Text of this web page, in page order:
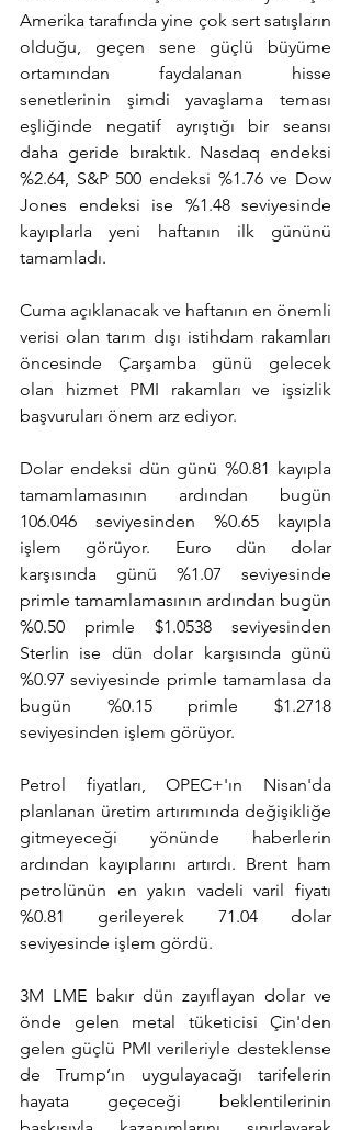
Amerika tarafında yine çok sert satışların
olduğu, geçen sene güçlü büyüme
ortamından faydalanan hisse
senetlerinin şimdi yavaşlama teması
eşliğinde negatif ayrıştığı bir seansı
daha geride bıraktık. Nasdaq endeksi
%2.64, S&P 500 endeksi %1.76 ve Dow
Jones endeksi ise %1.48 seviyesinde
kayıplarla yeni haftanın ilk gününü
tamamladı.
Cuma açıklanacak ve haftanın en önemli
verisi olan tarım dışı istihdam rakamları
öncesinde Çarşamba günü gelecek
olan hizmet PMI rakamları ve işsizlik
başvuruları önem arz ediyor.
Dolar endeksi dün günü %0.81 kayıpla
tamamlamasının ardından bugün
106.046 seviyesinden %0.65 kayıpla
işlem görüyor. Euro dün dolar
karşısında günü %1.07 seviyesinde
primle tamamlamasının ardından bugün
%0.50 primle $1.0538 seviyesinden
Sterlin ise dün dolar karşısında günü
%0.97 seviyesinde primle tamamlasa da
bugün %0.15 primle $1.2718
seviyesinden işlem görüyor.
Petrol fiyatları, OPEC+'ın Nisan'da
planlanan üretim artırımında değişikliğe
gitmeyeceği yönünde haberlerin
ardından kayıplarını artırdı. Brent ham
petrolünün en yakın vadeli varil fiyatı
%0.81 gerileyerek 71.04 dolar
seviyesinde işlem gördü.
3M LME bakır dün zayıflayan dolar ve
önde gelen metal tüketicisi Çin'den
gelen güçlü PMI verileriyle desteklense
de Trump’ın uygulayacağı tarifelerin
hayata geçeceği beklentilerinin